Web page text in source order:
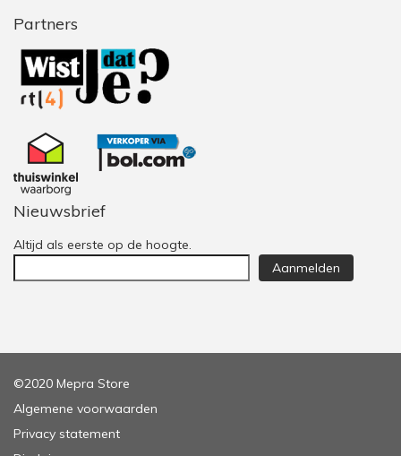
Partners
Nieuwsbrief
Altijd als eerste op de hoogte.
Aanmelden
©2020 Mepra Store
Algemene voorwaarden
Privacy statement